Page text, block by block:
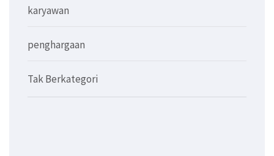
karyawan
penghargaan
Tak Berkategori